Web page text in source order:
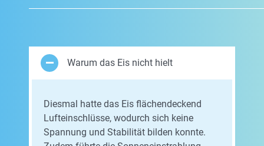
Warum das Eis nicht hielt
Diesmal hatte das Eis flächendeckend
Lufteinschlüsse, wodurch sich keine
Spannung und Stabilität bilden konnte.